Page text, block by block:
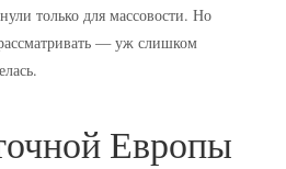
только для массовости. Но
— уж слишком
Европы